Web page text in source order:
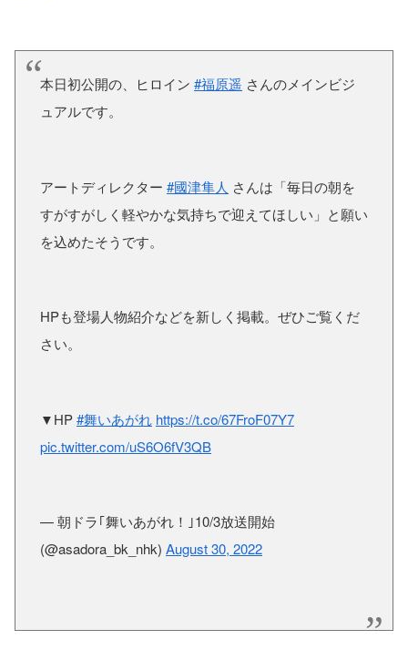
本日初公開の、ヒロイン #福原遥 さんのメインビジ
ュアルです。
アートディレクター #國津隼人 さんは「毎日の朝を
すがすがしく軽やかな気持ちで迎えてほしい」と願い
を込めたそうです。
HPも登場人物紹介などを新しく掲載。ぜひご覧くだ
さい。
▼HP#舞いあがれ https://t.co/67FroF07Y7
pic.twitter.com/uS6O6fV3QB
— 朝ドラ｢舞いあがれ！｣10/3放送開始
(@asadora_bk_nhk) August 30, 2022